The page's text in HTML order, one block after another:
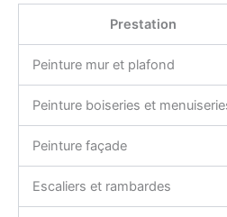
Prestation
Peinture mur et plafond
Peinture boiseries et
Peinture façade
Escaliers et rambardes